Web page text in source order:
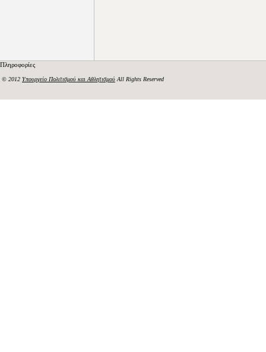
Πληροφορίες
© 2012 Υπουργείο Πολιτισμού και Αθλητισμού All Rights Reserved